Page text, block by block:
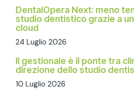
DentalOpera Next: meno
studio dentistico grazie a
cloud
24 Luglio 2026
Il gestionale è il ponte tra
direzione dello studio
10 Luglio 2026